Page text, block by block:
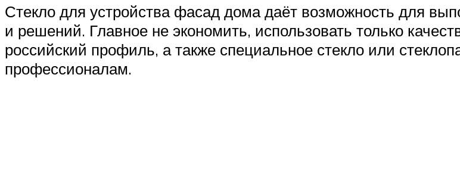
Стекло для устройства фасад дома даёт возможность для
и решений. Главное не экономить, использовать только
российский профиль, а также специальное стекло или
профессионалам.